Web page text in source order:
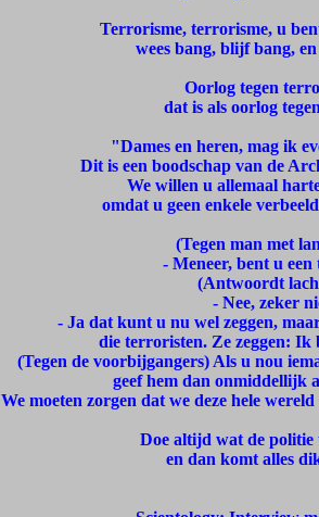
Terrorisme, terrorisme, u
wees bang, blijf bang,
Oorlog tegen
dat is als oorlog
"Dames en heren, mag ik
Dit is een boodschap van de
We willen u allemaal
omdat u geen enkele
(Tegen man met
- Meneer, bent u
(Antwoordt
- Nee, zeker
- Ja dat kunt u nu wel zeggen,
die terroristen. Ze zeggen: Ik
(Tegen de voorbijgangers) Als u nou
geef hem dan onmiddellijk
We moeten zorgen dat we deze hele
Doe altijd wat de politie
en dan komt alles